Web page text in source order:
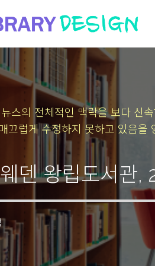
스의 전체적인 맥락을 보다 신
끄럽게 수정하지 못하고 있음을
덴 왕립도서관